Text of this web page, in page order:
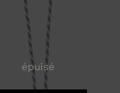
épuisé